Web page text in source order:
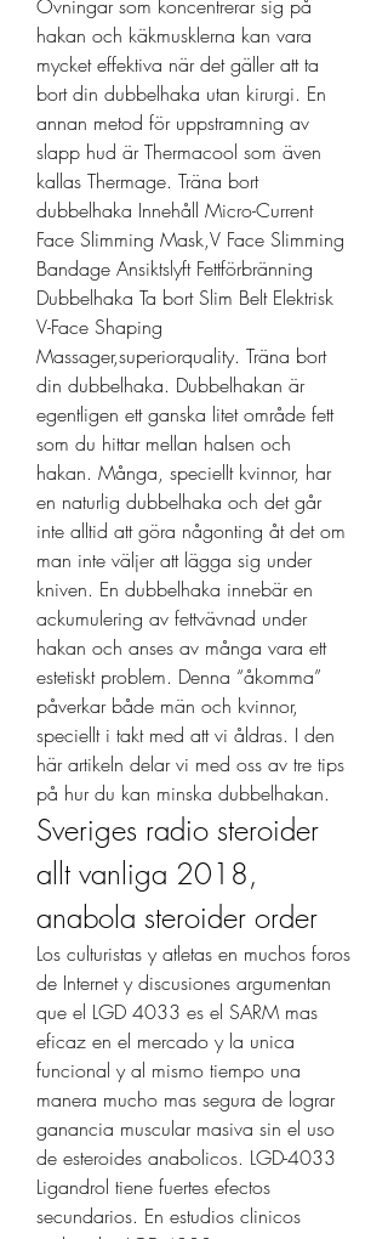
Övningar som koncentrerar sig på
hakan och käkmusklerna kan vara
mycket effektiva när det gäller att ta
bort din dubbelhaka utan kirurgi. En
annan metod för uppstramning av
slapp hud är Thermacool som även
kallas Thermage. Träna bort
dubbelhaka Innehåll Micro-Current
Face Slimming Mask,V Face Slimming
Bandage Ansiktslyft Fettförbränning
Dubbelhaka Ta bort Slim Belt Elektrisk
V-Face Shaping
Massager,superiorquality. Träna bort
din dubbelhaka. Dubbelhakan är
egentligen ett ganska litet område fett
som du hittar mellan halsen och
hakan. Många, speciellt kvinnor, har
en naturlig dubbelhaka och det går
inte alltid att göra någonting åt det om
man inte väljer att lägga sig under
kniven. En dubbelhaka innebär en
ackumulering av fettvävnad under
hakan och anses av många vara ett
estetiskt problem. Denna “åkomma”
påverkar både män och kvinnor,
speciellt i takt med att vi åldras. I den
här artikeln delar vi med oss av tre tips
på hur du kan minska dubbelhakan.
Sveriges radio steroider
allt vanliga 2018,
anabola steroider order
Los culturistas y atletas en muchos foros
de Internet y discusiones argumentan
que el LGD 4033 es el SARM mas
eficaz en el mercado y la unica
funcional y al mismo tiempo una
manera mucho mas segura de lograr
ganancia muscular masiva sin el uso
de esteroides anabolicos. LGD-4033
Ligandrol tiene fuertes efectos
secundarios. En estudios clinicos